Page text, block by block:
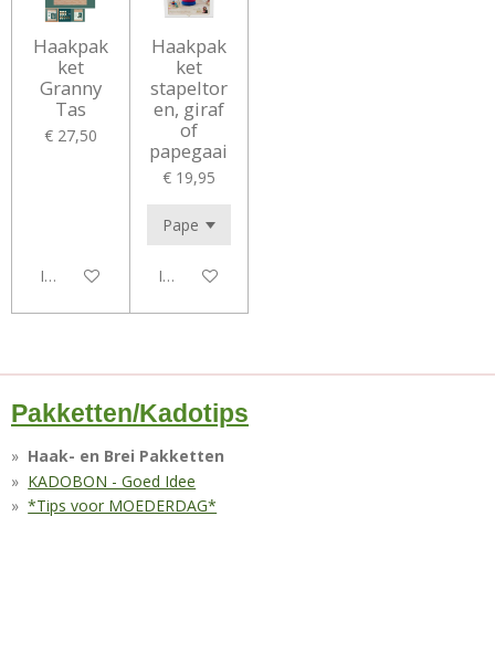
Haakpak
ket
Granny
Tas
€ 27,50
In winkelwagen
Haakpak
ket
stapeltor
en, giraf
of
papegaai
€ 19,95
In winkelwagen
Pakketten/Kadotips
Haak- en Brei Pakketten
KADOBON - Goed Idee
*Tips voor MOEDERDAG*